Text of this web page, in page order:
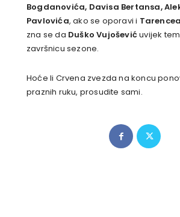
Bogdanovića, Davisa Bertansa,
Pavlovića, ako se oporavi i
zna se da Duško Vujoševićuvijek
završnicu sezone.
Hoće li Crvena zvezda na koncu
praznih ruku, prosudite sami.